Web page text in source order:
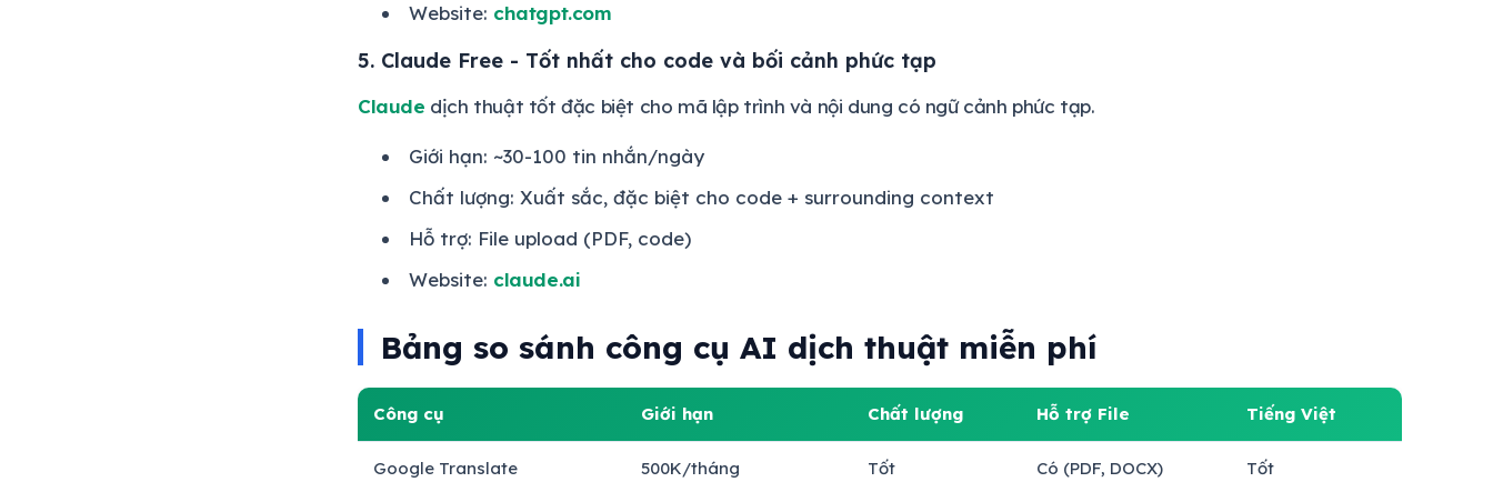
Website: chatgpt.com
5. Claude Free - Tốt nhất cho code và bối cảnh phức tạp
Claude dịch thuật tốt đặc biệt cho mã lập trình và nội dung có ngữ cảnh phức tạp.
Giới hạn: ~30-100 tin nhắn/ngày
Chất lượng: Xuất sắc, đặc biệt cho code + surrounding context
Hỗ trợ: File upload (PDF, code)
Website: claude.ai
Bảng so sánh công cụ AI dịch thuật miễn phí
Công cụ Giới hạn Chất lượng Hỗ trợ File Tiếng Việt
Google Translate 500K/tháng Tốt Có (PDF, DOCX) Tốt